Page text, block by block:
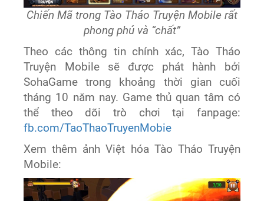
Chiến Mã trong Tào Tháo Truyện Mobile rất
phong phú và “chất”
Theo các thông tin chính xác, Tào Tháo
Truyện Mobile sẽ được phát hành bởi
SohaGame trong khoảng thời gian cuối
tháng 10 năm nay. Game thủ quan tâm có
thể theo dõi trò chơi tại fanpage:
fb.com/TaoThaoTruyenMobie
Xem thêm ảnh Việt hóa Tào Tháo Truyện
Mobile: